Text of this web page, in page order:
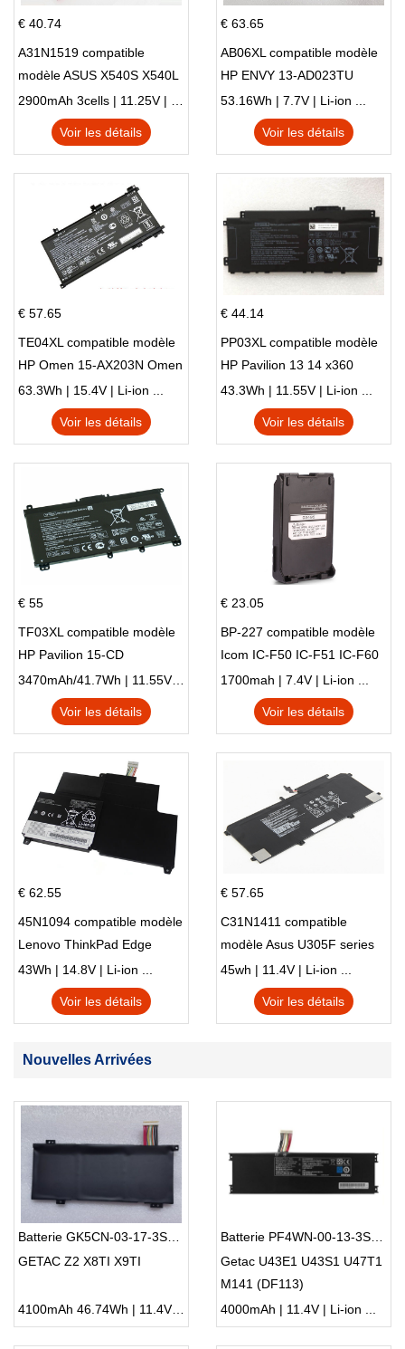
€ 40.74
A31N1519 compatible
modèle ASUS X540S X540L
X540LA-SI302 X540SA
X540S
2900mAh 3cells | 11.25V | Li-ion ...
Voir les détails
€ 63.65
AB06XL compatible modèle
HP ENVY 13-AD023TU
HSTNN-DB8C 921438-855
TPN-I128
53.16Wh | 7.7V | Li-ion ...
Voir les détails
€ 57.65
TE04XL compatible modèle
HP Omen 15-AX203N Omen
15 Series Pavilion 15 Series
63.3Wh | 15.4V | Li-ion ...
Voir les détails
€ 44.14
PP03XL compatible modèle
HP Pavilion 13 14 x360
L83388-AC1 L83388-421
HSTNN-LB8S M01118-421
M01144-005 13-BB 14-DV
43.3Wh | 11.55V | Li-ion ...
Voir les détails
€ 55
TF03XL compatible modèle
HP Pavilion 15-CD
3470mAh/41.7Wh | 11.55V | Li-ion ...
Voir les détails
€ 23.05
BP-227 compatible modèle
Icom IC-F50 IC-F51 IC-F60
IC-F61 IC-M87
1700mah | 7.4V | Li-ion ...
Voir les détails
€ 62.55
45N1094 compatible modèle
Lenovo ThinkPad Edge
S230u Twist
43Wh | 14.8V | Li-ion ...
Voir les détails
€ 57.65
C31N1411 compatible
modèle Asus U305F series
45wh | 11.4V | Li-ion ...
Voir les détails
Nouvelles Arrivées
Batterie GK5CN-03-17-3S1P-0
GETAC Z2 X8TI X9TI
4100mAh 46.74Wh | 11.4V | Li-ion ...
Batterie PF4WN-00-13-3S1P-0
Getac U43E1 U43S1 U47T1
M141 (DF113)
4000mAh | 11.4V | Li-ion ...